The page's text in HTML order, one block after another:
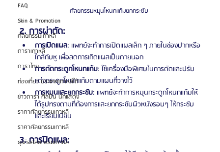
FAQ
Skin & Promotion
ศัลยกรรมเกาหลี
ดาราเกาหลี
ดาราไทย
ท่องเที่ยว ประเทศเกาหลีใต้
ข่าวดารา ศิลปิน นักแสดง
ราคาศัลยกรรมเกาหลี
ราคาศัลยกรรมเกาหลี
ธุรกิจศัลยกรรมเกาหลี
ศัลยกรรมหมุนโหนกแก้มยกกระชับ
2. การผ่าตัด:
การเปิดแผล: แพทย์จะทำการเปิดแผลเล็ก ๆ ภายในช่องปากหรือ
ใกล้กับหู เพื่อลดการเกิดแผลเป็นภายนอก
การตัดกระดูกโหนกแก้ม: ใช้เครื่องมือพิเศษในการตัดและปรับ
แต่งกระดูกโหนกแก้มตามแผนที่วางไว้
การหมุนและยกกระชับ: แพทย์จะทำการหมุนกระดูกโหนกแก้มให้
ได้รูปทรงตามที่ต้องการและยกกระชับผิวหนังรอบๆ ให้กระชับ
และเรียบเนียน
3. การปิดแผล: